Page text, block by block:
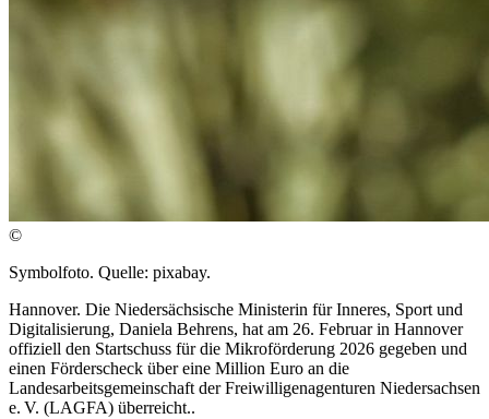
©
Symbolfoto. Quelle: pixabay.
Hannover. Die Niedersächsische Ministerin für Inneres, Sport und
Digitalisierung, Daniela Behrens, hat am 26. Februar in Hannover
offiziell den Startschuss für die Mikroförderung 2026 gegeben und
einen Förderscheck über eine Million Euro an die
Landesarbeitsgemeinschaft der Freiwilligenagenturen Niedersachsen
e. V. (LAGFA) überreicht..